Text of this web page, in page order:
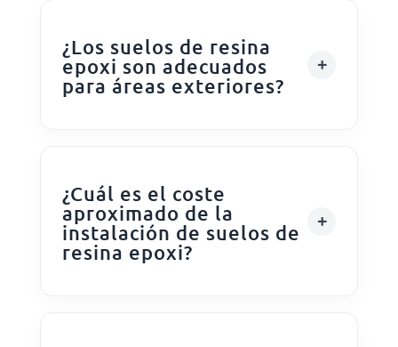
¿Los suelos de resina
epoxi son adecuados
para áreas exteriores?
¿Cuál es el coste
aproximado de la
instalación de suelos de
resina epoxi?